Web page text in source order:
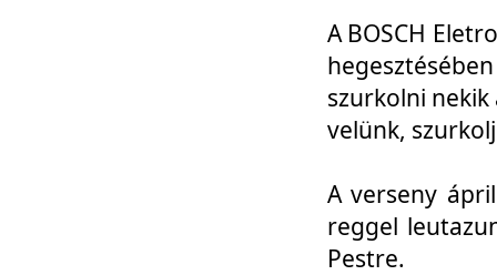
A BOSCH
szurkolni
velünk,
A verseny
reggel
Pestre.